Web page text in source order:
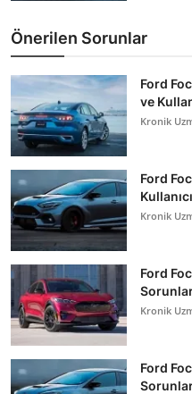
Önerilen Sorunlar
Ford
ve
Kronik
Ford
Kronik
Ford
Kronik
Ford